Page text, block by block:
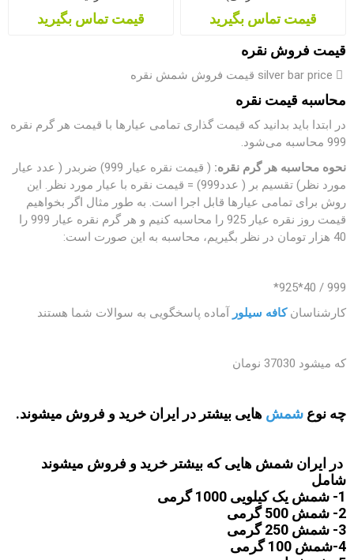
قیمت تماس بگیرید
قیمت تماس بگیرید
قیمت فروش نقره
ُ silver bar price قیمت فروش شمش نقره
محاسبه قیمت نقره
در ابتدا باید بدانید که قیمت گذاری تمامی عیارها با قیمت هر گرم نقره
999 محاسبه می‌‎شود.
نحوه محاسبه هر گرم نقره:
( قیمت نقره عیار 999) ضربدر ( عدد عیار
مورد نظر) تقسیم بر ( عدد999) = قیمت نقره با عیار مورد نظر. این
روش برای تمامی عیارها قابل اجرا است. به طور مثال اگر بخواهیم
قیمت روز نقره عیار 925 را محاسبه کنیم و هر گرم نقره عیار 999 را
40 هزار تومان در نظر بگیریم، محاسبه به این صورت است:
999 / 40*925*
کارشناسانکافه سیلور آماده پاسخگویی به سوالات شما هستند
که میشود 37030 نومان
چه نوع شمش هایی بیشتر در ایران خرید و فروش میشوند.
در ایران شمش هایی که بیشتر خرید و فروش میشوند
شامل
1- شمش یک کیلویی 1000 گرمی
2- شمش 500 گرمی
3- شمش 250 گرمی
4-شمش 100 گرمی